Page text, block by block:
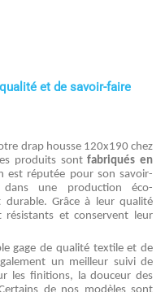
et de savoir-faire
drap housse 120x190 chez
produits sontfabriqués en
est réputée pour son savoir-
une production éco-
durable. Grâce à leur qualité
et conservent leur
gage de qualité textile et de
un meilleur suivi de
les finitions, la douceur des